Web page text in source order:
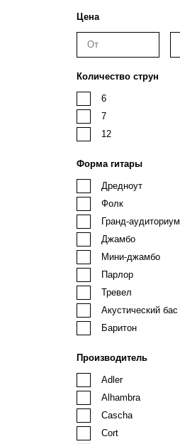
Цена
Количество струн
6
7
12
Форма гитары
Дредноут
Фолк
Гранд-аудиториум
Джамбо
Мини-джамбо
Парлор
Тревел
Акустический бас
Баритон
Производитель
Adler
Alhambra
Cascha
Cort